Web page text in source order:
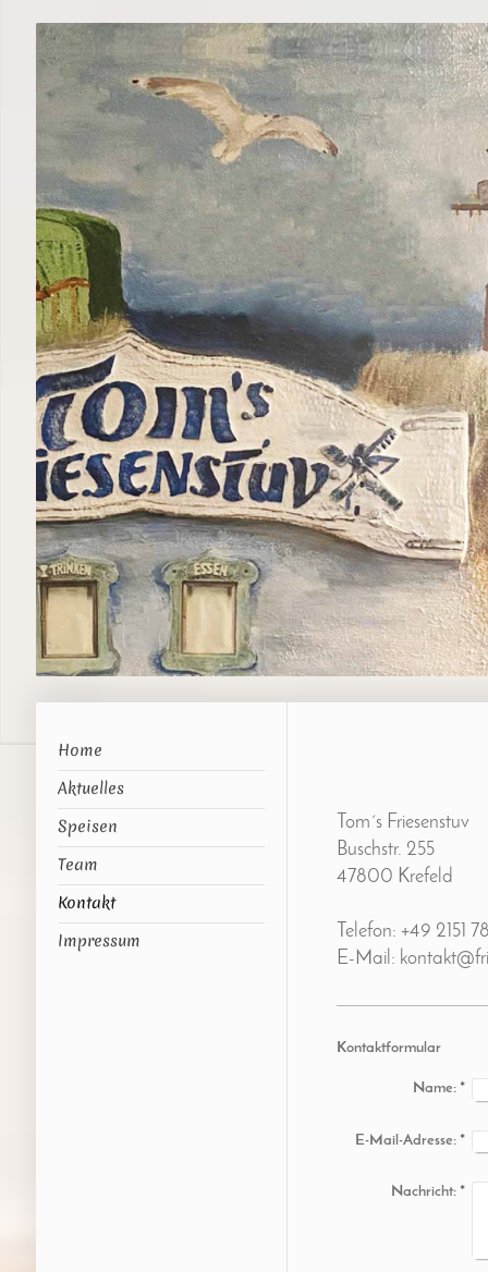
Home
Aktuelles
Speisen
Team
Kontakt
Impressum
Tom´s Friesenstuv
Buschstr. 255
47800 Krefeld
Telefon: +49 2151
E-Mail:
Kontaktformular
Name:*
E-Mail-Adresse:*
Nachricht:*